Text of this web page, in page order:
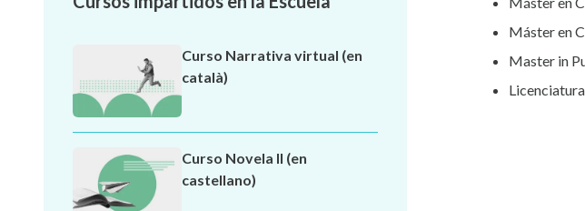
Curso Narrativa virtual (en
català)
Curso Novela II (en
castellano)
Máster en
Master in